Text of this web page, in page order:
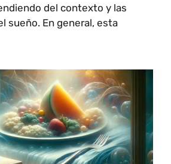
del contexto y las
sueño. En general, esta